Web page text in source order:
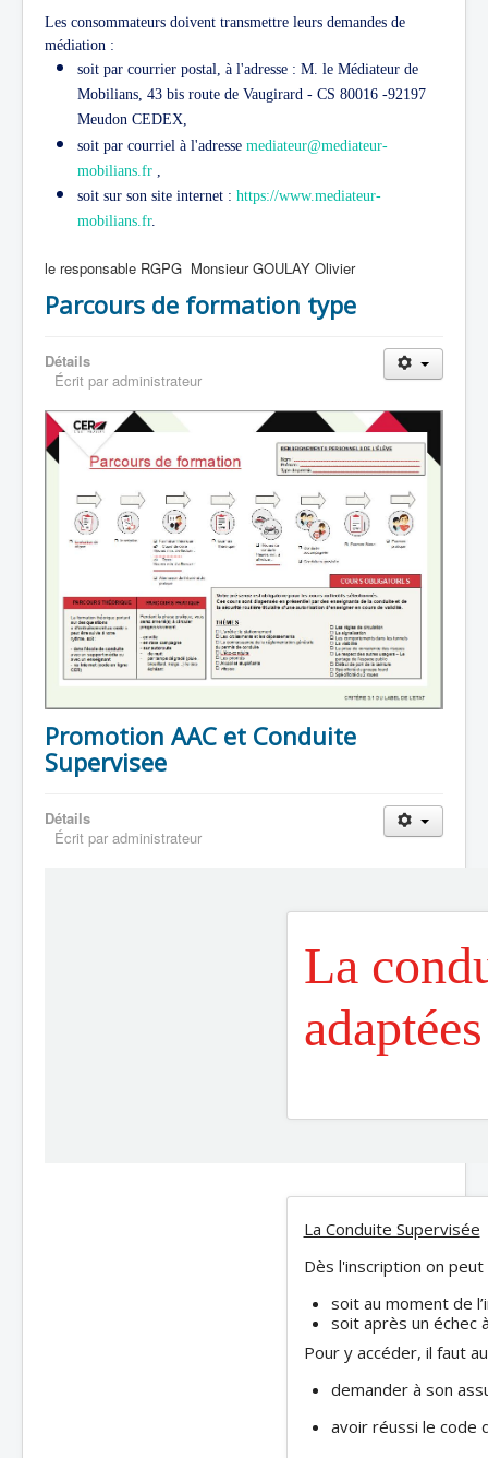
Les consommateurs doivent transmettre leurs demandes de
médiation :
soit par courrier postal, à l'adresse : M. le Médiateur de
Mobilians, 43 bis route de Vaugirard - CS 80016 -92197
Meudon CEDEX,
soit par courriel à l'adresse mediateur@mediateur-
mobilians.fr ,
soit sur son site internet : https://www.mediateur-
mobilians.fr.
le responsable RGPG Monsieur GOULAY Olivier
Parcours de formation type
Détails
Écrit par administrateur
Promotion AAC et Conduite
Supervisee
Détails
Écrit par administrateur
La
La Conduite Supervisée
Dès l'inscription on
soit au moment de
soit après un échec
Pour y accéder, il faut
demander à son
avoir réussi le code